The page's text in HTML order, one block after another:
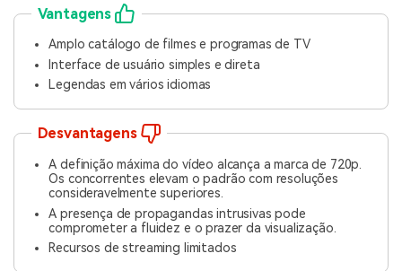
Vantagens
Amplo catálogo de filmes e programas de TV
Interface de usuário simples e direta
Legendas em vários idiomas
Desvantagens
A definição máxima do vídeo alcança a marca de 720p.
Os concorrentes elevam o padrão com resoluções
consideravelmente superiores.
A presença de propagandas intrusivas pode
comprometer a fluidez e o prazer da visualização.
Recursos de streaming limitados